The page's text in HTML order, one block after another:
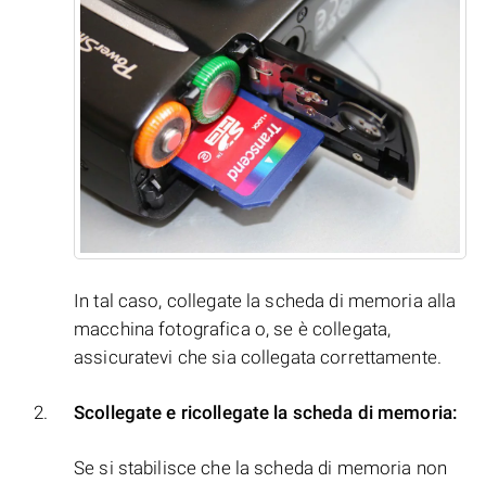
In tal caso, collegate la scheda di memoria alla
macchina fotografica o, se è collegata,
assicuratevi che sia collegata correttamente.
Scollegate e ricollegate la scheda di memoria:
Se si stabilisce che la scheda di memoria non